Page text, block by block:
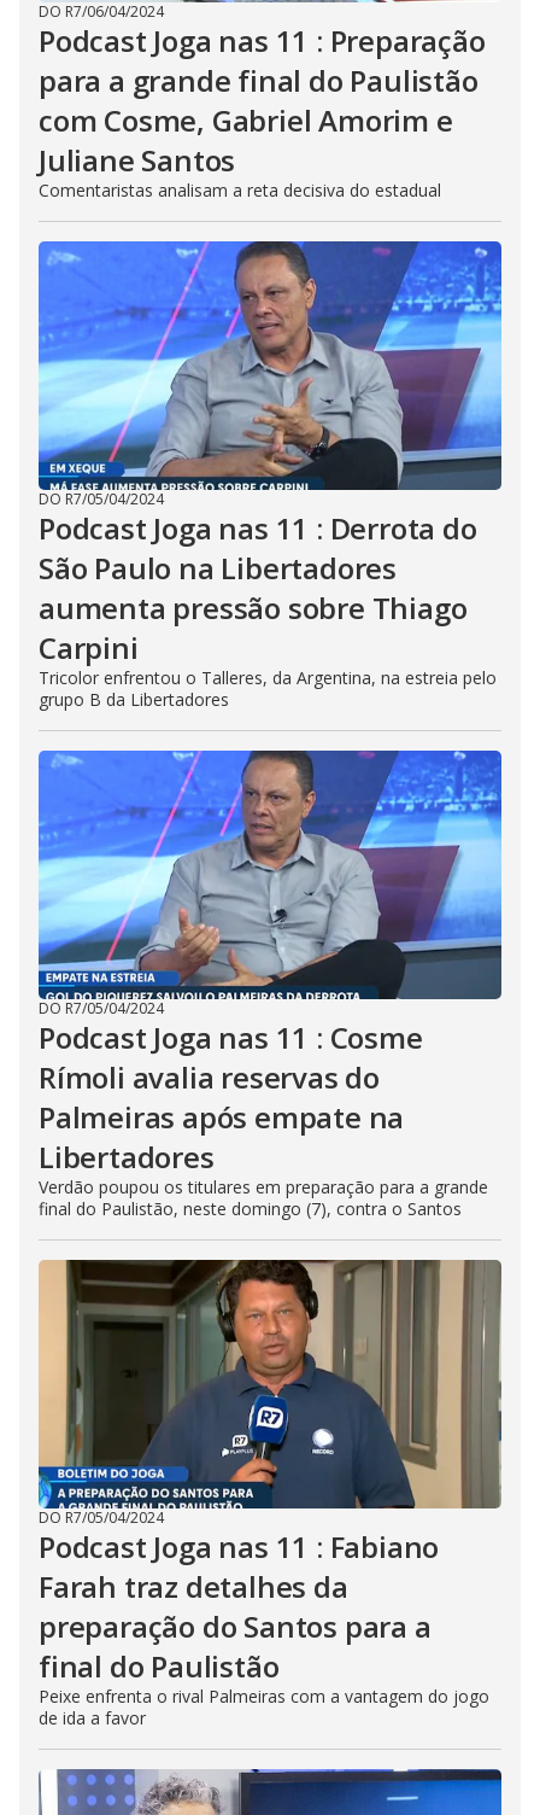
DO R7/06/04/2024
Podcast Joga nas 11 : Preparação
para a grande final do Paulistão
com Cosme, Gabriel Amorim e
Juliane Santos
Comentaristas analisam a reta decisiva do estadual
DO R7/05/04/2024
Podcast Joga nas 11 : Derrota do
São Paulo na Libertadores
aumenta pressão sobre Thiago
Carpini
Tricolor enfrentou o Talleres, da Argentina, na estreia pelo
grupo B da Libertadores
DO R7/05/04/2024
Podcast Joga nas 11 : Cosme
Rímoli avalia reservas do
Palmeiras após empate na
Libertadores
Verdão poupou os titulares em preparação para a grande
final do Paulistão, neste domingo (7), contra o Santos
DO R7/05/04/2024
Podcast Joga nas 11 : Fabiano
Farah traz detalhes da
preparação do Santos para a
final do Paulistão
Peixe enfrenta o rival Palmeiras com a vantagem do jogo
de ida a favor